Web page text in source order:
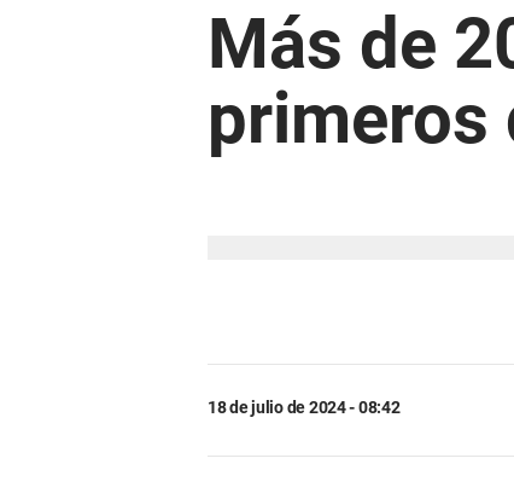
Más de
primeros
18 de julio de 2024 - 08:42